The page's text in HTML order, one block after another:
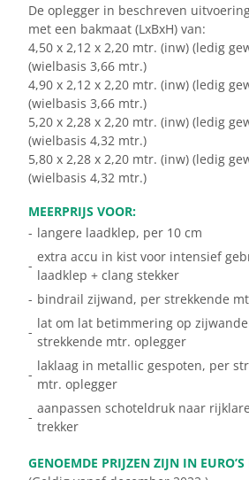
De oplegger in beschreven
met een bakmaat (LxBxH) van:
4,50 x 2,12 x 2,20 mtr. (inw) (ledig
(wielbasis 3,66 mtr.)
4,90 x 2,12 x 2,20 mtr. (inw) (ledig
(wielbasis 3,66 mtr.)
5,20 x 2,28 x 2,20 mtr. (inw) (ledig
(wielbasis 4,32 mtr.)
5,80 x 2,28 x 2,20 mtr. (inw) (ledig
(wielbasis 4,32 mtr.)
MEERPRIJS VOOR:
- langere laadklep, per 10 cm
-
extra accu in kist voor intensief
laadklep + clang stekker
- bindrail zijwand, per strekkende
-
lat om lat betimmering op
strekkende mtr. oplegger
-
laklaag in metallic gespoten, per
mtr. oplegger
-
aanpassen schoteldruk naar
trekker
GENOEMDE PRIJZEN ZIJN IN